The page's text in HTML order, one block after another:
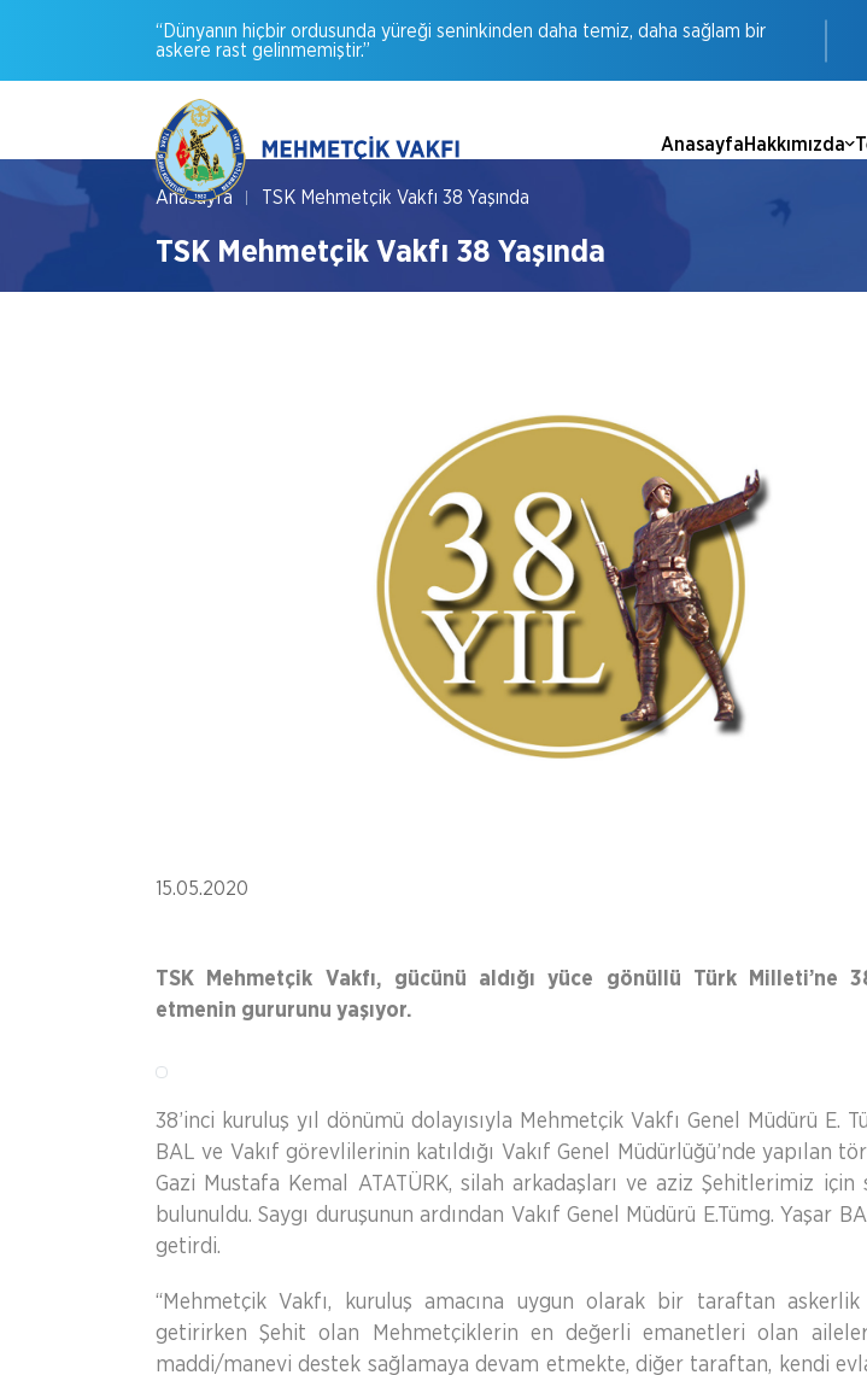
“Dünyanın hiçbir ordusunda yüreği seninkinden daha temiz, daha sağlam bir
askere rast gelinmemiştir.”
AnasayfaHakkımızda
Anasayfa TSK Mehmetçik Vakfı 38 Yaşında
TSK Mehmetçik Vakfı 38 Yaşında
15.05.2020
TSK Mehmetçik Vakfı, gücünü aldığı yüce gönüllü Türk Milleti’ne
etmenin gururunu yaşıyor.
38’inci kuruluş yıl dönümü dolayısıyla Mehmetçik Vakfı Genel Müdürü E.
BAL ve Vakıf görevlilerinin katıldığı Vakıf Genel Müdürlüğü’nde yapılan
Gazi Mustafa Kemal ATATÜRK, silah arkadaşları ve aziz Şehitlerimiz için
bulunuldu. Saygı duruşunun ardından Vakıf Genel Müdürü E.Tümg. Yaşar
getirdi.
“Mehmetçik Vakfı, kuruluş amacına uygun olarak bir taraftan
getirirken Şehit olan Mehmetçiklerin en değerli emanetleri olan
maddi/manevi destek sağlamaya devam etmekte, diğer taraftan, kendi